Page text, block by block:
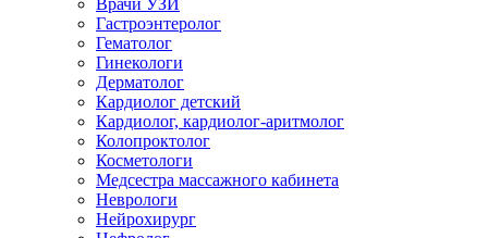
Врачи УЗИ
Гастроэнтеролог
Гематолог
Гинекологи
Дерматолог
Кардиолог детский
Кардиолог, кардиолог-аритмолог
Колопроктолог
Косметологи
Медсестра массажного кабинета
Неврологи
Нейрохирург